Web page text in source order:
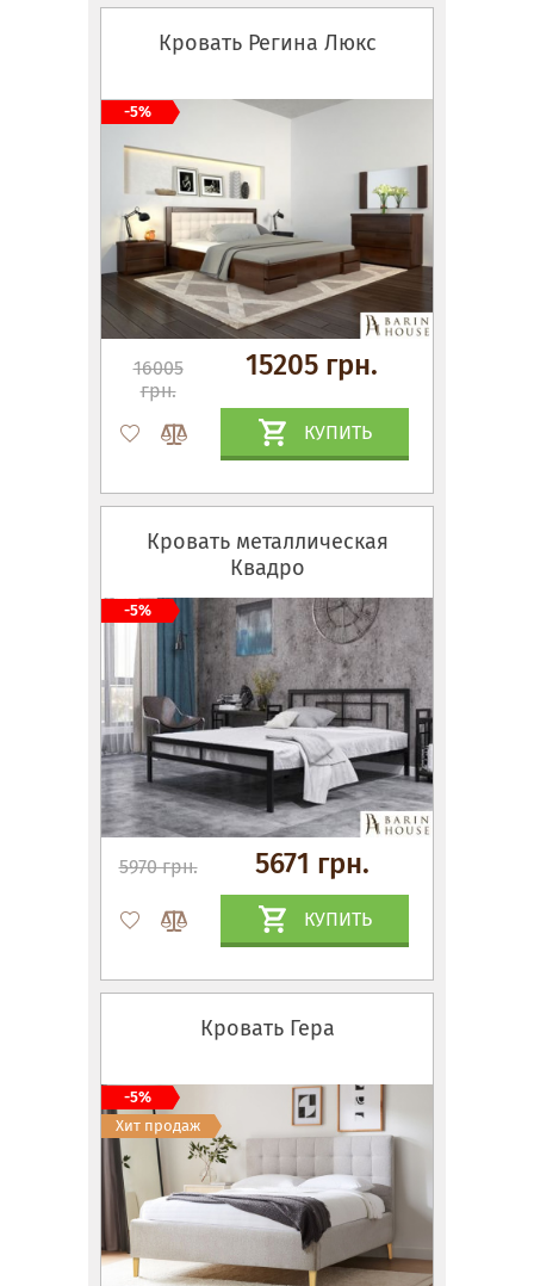
Кровать Регина Люкс
16005
грн.
15205 грн.
КУПИТЬ
-5%
Кровать металлическая
Квадро
5970 грн. 5671 грн.
КУПИТЬ
-5%
Кровать Гера
-5%
Хит продаж